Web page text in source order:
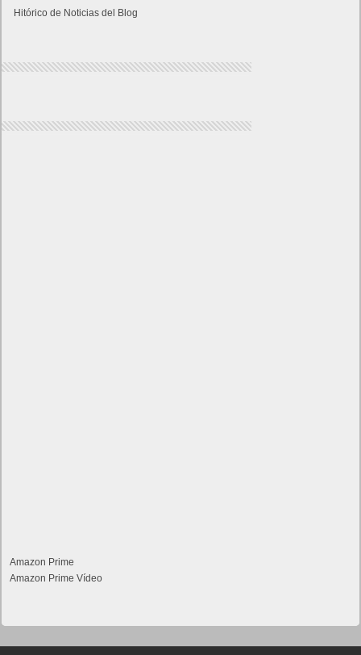
Hitórico de Noticias del Blog
Amazon Prime
Amazon Prime Vídeo